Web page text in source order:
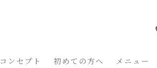
コンセプト 初めての方へ メニュー